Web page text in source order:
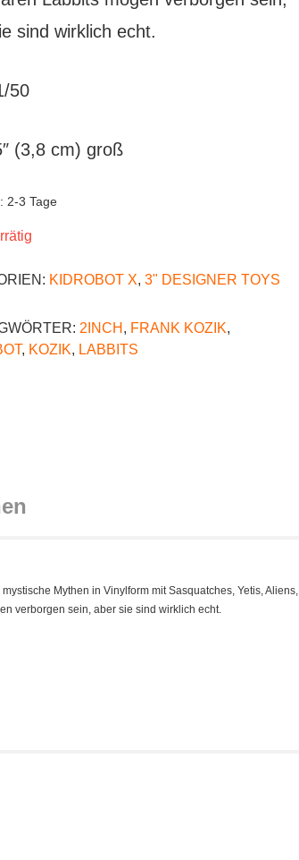
sind wirklich echt.
50
(3,8 cm) groß
2-3 Tage
KIDROBOT X, 3" DESIGNER TOYS
2INCH , FRANK KOZIK,
, KOZIK, LABBITS
Mythen in Vinylform mit Sasquatches, Yetis, Aliens,
verborgen sein, aber sie sind wirklich echt.